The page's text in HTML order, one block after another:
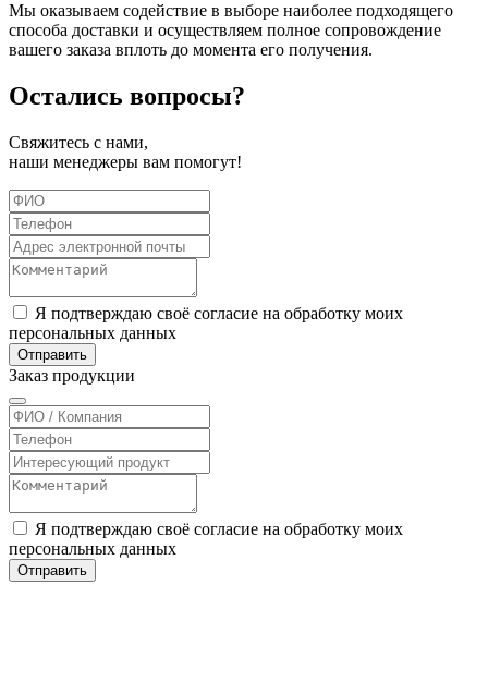
Мы оказываем содействие в выборе наиболее подходящего
способа доставки и осуществляем полное сопровождение
вашего заказа вплоть до момента его получения.
Остались вопросы?
Свяжитесь с нами,
наши менеджеры вам помогут!
Я подтверждаю своё согласие на обработку моих
персональных данных
Отправить
Заказ продукции
Я подтверждаю своё согласие на обработку моих
персональных данных
Отправить